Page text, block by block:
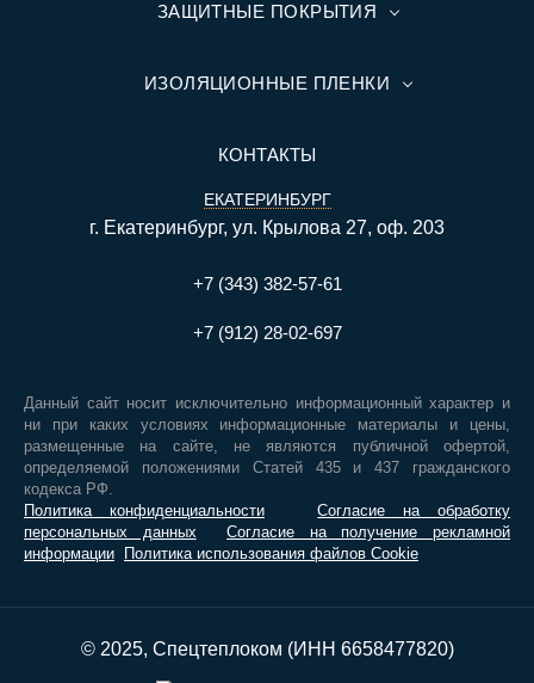
ЗАЩИТНЫЕ ПОКРЫТИЯ
ИЗОЛЯЦИОННЫЕ ПЛЕНКИ
КОНТАКТЫ
ЕКАТЕРИНБУРГ
г. Екатеринбург, ул. Крылова 27, оф. 203
+7 (343) 382-57-61
+7 (912) 28-02-697
Данный сайт носит исключительно информационный характер и
ни при каких условиях информационные материалы и цены,
размещенные на сайте, не являются публичной офертой,
определяемой положениями Статей 435 и 437 гражданского
кодекса РФ.
Политика конфиденциальности
Согласие на обработку
персональных данных
Согласие на получение рекламной
информации
Политика использования файлов Cookie
© 2025, Спецтеплоком (ИНН 6658477820)